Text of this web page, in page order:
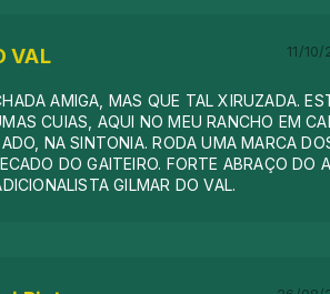
VAL 11/
AMIGA, MAS QUE TAL XIRUZADA.
CUIAS, AQUI NO MEU RANCHO EM
NA SINTONIA. RODA UMA MARCA
DO GAITEIRO. FORTE ABRAÇO DO
GILMAR DO VAL.